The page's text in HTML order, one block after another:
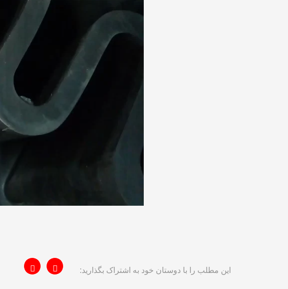
این مطلب را با دوستان خود به اشتراک بگذارید: